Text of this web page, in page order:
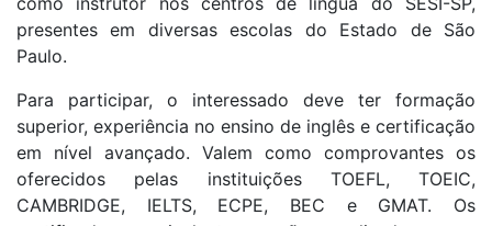
presentes em diversas escolas do Estado de São
Paulo.
Para participar, o interessado deve ter formação
superior, experiência no ensino de inglês e certificação
em nível avançado. Valem como comprovantes os
oferecidos pelas instituições TOEFL, TOEIC,
CAMBRIDGE, IELTS, ECPE, BEC e GMAT. Os